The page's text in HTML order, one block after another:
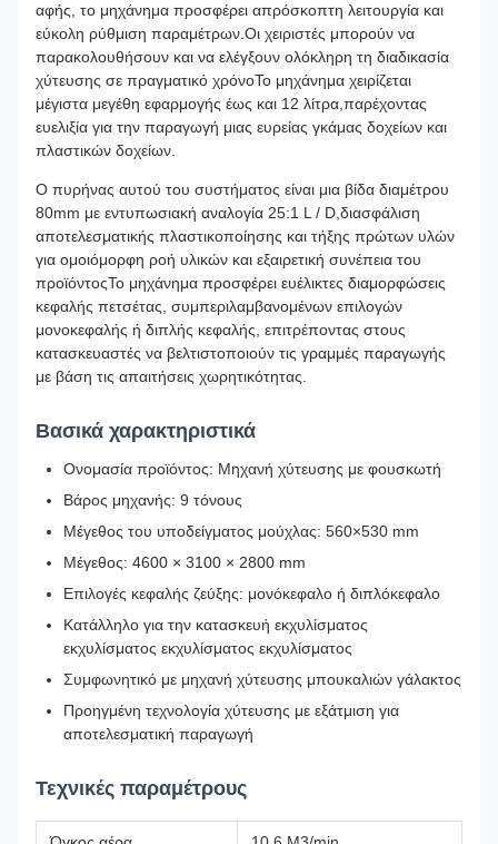
αφής, το μηχάνημα προσφέρει απρόσκοπτη λειτουργία και
εύκολη ρύθμιση παραμέτρων.Οι χειριστές μπορούν να
παρακολουθήσουν και να ελέγξουν ολόκληρη τη διαδικασία
χύτευσης σε πραγματικό χρόνοΤο μηχάνημα χειρίζεται
μέγιστα μεγέθη εφαρμογής έως και 12 λίτρα,παρέχοντας
ευελιξία για την παραγωγή μιας ευρείας γκάμας δοχείων και
πλαστικών δοχείων.
Ο πυρήνας αυτού του συστήματος είναι μια βίδα διαμέτρου
80mm με εντυπωσιακή αναλογία 25:1 L / D,διασφάλιση
αποτελεσματικής πλαστικοποίησης και τήξης πρώτων υλών
για ομοιόμορφη ροή υλικών και εξαιρετική συνέπεια του
προϊόντοςΤο μηχάνημα προσφέρει ευέλικτες διαμορφώσεις
κεφαλής πετσέτας, συμπεριλαμβανομένων επιλογών
μονοκεφαλής ή διπλής κεφαλής, επιτρέποντας στους
κατασκευαστές να βελτιστοποιούν τις γραμμές παραγωγής
με βάση τις απαιτήσεις χωρητικότητας.
Βασικά χαρακτηριστικά
Ονομασία προϊόντος: Μηχανή χύτευσης με φουσκωτή
Βάρος μηχανής: 9 τόνους
Μέγεθος του υποδείγματος μούχλας: 560×530 mm
Μέγεθος: 4600 × 3100 × 2800 mm
Επιλογές κεφαλής ζεύξης: μονόκεφαλο ή διπλόκεφαλο
Κατάλληλο για την κατασκευή εκχυλίσματος
εκχυλίσματος εκχυλίσματος εκχυλίσματος
Συμφωνητικό με μηχανή χύτευσης μπουκαλιών γάλακτος
Προηγμένη τεχνολογία χύτευσης με εξάτμιση για
αποτελεσματική παραγωγή
Τεχνικές παραμέτρους